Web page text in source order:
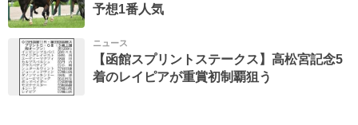
予想1番人気
ニュース
【函館スプリントステークス】高松宮記念5
着のレイピアが重賞初制覇狙う